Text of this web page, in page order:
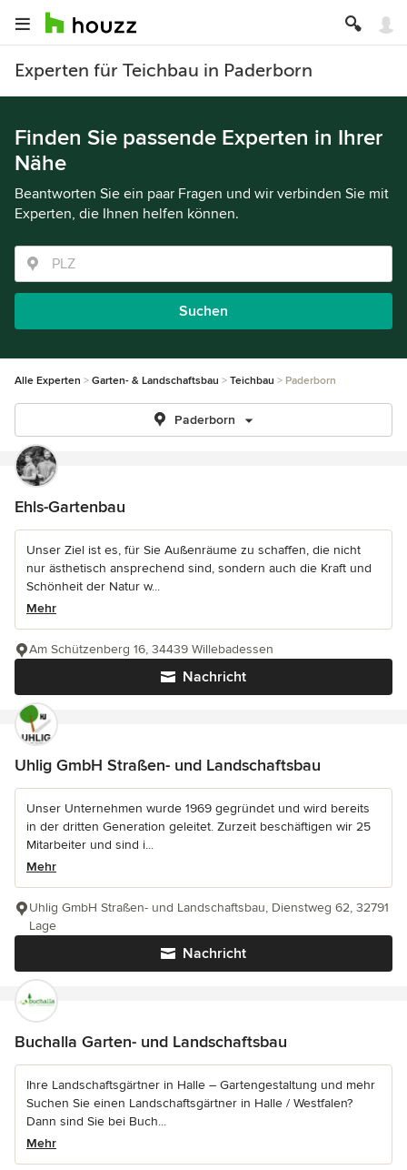
Experten für Teichbau in Paderborn
Finden Sie passende Experten in Ihrer
Nähe
Beantworten Sie ein paar Fragen und wir verbinden Sie mit
Experten, die Ihnen helfen können.
Suchen
Alle Experten Garten- & Landschaftsbau Teichbau Paderborn
Paderborn
Ehls-Gartenbau
Unser Ziel ist es, für Sie Außenräume zu schaffen, die nicht
nur ästhetisch ansprechend sind, sondern auch die Kraft und
Schönheit der Natur w...
Mehr
Nachricht
Am Schützenberg 16, 34439 Willebadessen
Uhlig GmbH Straßen- und Landschaftsbau
Unser Unternehmen wurde 1969 gegründet und wird bereits
in der dritten Generation geleitet. Zurzeit beschäftigen wir 25
Mitarbeiter und sind i...
Mehr
Nachricht
Uhlig GmbH Straßen- und Landschaftsbau, Dienstweg 62, 32791
Lage
Buchalla Garten- und Landschaftsbau
Ihre Landschaftsgärtner in Halle – Gartengestaltung und mehr
Suchen Sie einen Landschaftsgärtner in Halle / Westfalen?
Dann sind Sie bei Buch...
Mehr